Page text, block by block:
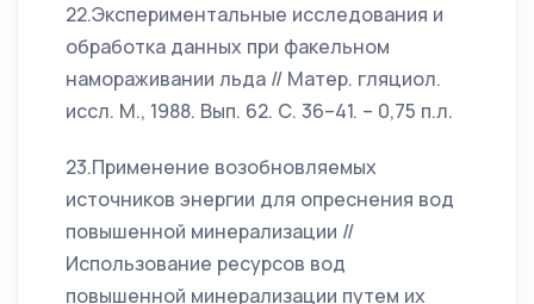
22.Экспериментальные исследования и
обработка данных при факельном
намораживании льда // Матер. гляциол.
иссл. М., 1988. Вып. 62. С. 36–41. – 0,75 п.л.
23.Применение возобновляемых
источников энергии для опреснения вод
повышенной минерализации //
Использование ресурсов вод
повышенной минерализации путем их